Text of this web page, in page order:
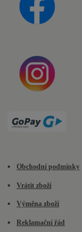
Obchodní podmínky
Vrátit zboží
Výměna zboží
Reklamační řád